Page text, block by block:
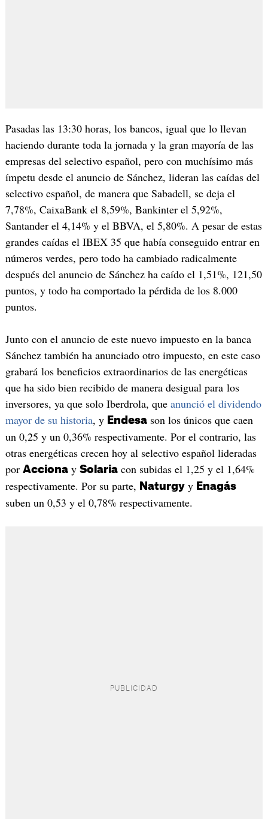
Pasadas las 13:30 horas, los bancos, igual que lo llevan
haciendo durante toda la jornada y la gran mayoría de las
empresas del selectivo español, pero con muchísimo más
ímpetu desde el anuncio de Sánchez, lideran las caídas del
selectivo español, de manera que Sabadell, se deja el
7,78%, CaixaBank el 8,59%, Bankinter el 5,92%,
Santander el 4,14% y el BBVA, el 5,80%. A pesar de estas
grandes caídas el IBEX 35 que había conseguido entrar en
números verdes, pero todo ha cambiado radicalmente
después del anuncio de Sánchez ha caído el 1,51%, 121,50
puntos, y todo ha comportado la pérdida de los 8.000
puntos.
Junto con el anuncio de este nuevo impuesto en la banca
Sánchez también ha anunciado otro impuesto, en este caso
grabará los beneficios extraordinarios de las energéticas
que ha sido bien recibido de manera desigual para los
inversores, ya que solo Iberdrola, que anunció el dividendo
mayor de su historia, y Endesason los únicos que caen
un 0,25 y un 0,36% respectivamente. Por el contrario, las
otras energéticas crecen hoy al selectivo español lideradas
por Accionay Solariacon subidas el 1,25 y el 1,64%
respectivamente. Por su parte,
Naturgyy Enagás
suben un 0,53 y el 0,78% respectivamente.